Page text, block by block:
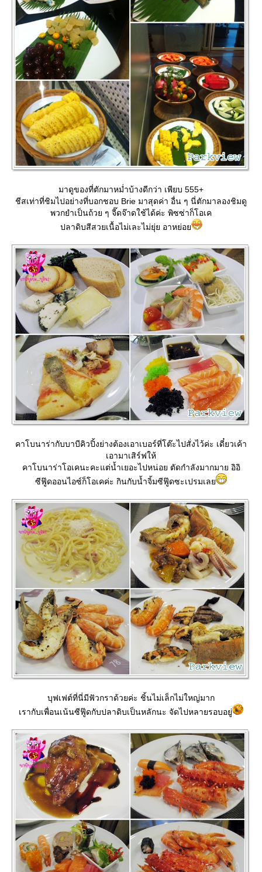
มาดูของที่ตักมาหม่ำบ้างดีกว่า เพียบ 555+
ชีสเท่าที่ชิมไปอย่างที่บอกชอบ Brie มาสุดค่า อื่น ๆ นี่ตักมาลองชิมดู
พวกยำเป็นถ้วย ๆ จี๊ดจ๊าดใช้ได้ค่ะ พิซซ่าก็โอเค
ปลาดิบสีสวยเนื้อไม่เละไม่ยุ่ย อาหย่อ
คาโบนาร่ากับบาบีคิวปิ้งย่างต้องเอาเบอร์ที่โต๊ะไปสั่งไว้ค่ะ เดี๋ยวเค้า
เอามาเสิร์ฟให้
คาโบนาร่าโอเคนะคะแต่น้ำเยอะไปหน่อย ตัดกำลังมากมาย อิอิ
ซีฟู๊ดออนไอซ์ก็โอเคค่ะ กินกับน้ำจิ้มซีฟู๊ดซะเปรมเล
บุฟเฟต์ที่นี่มีฟัวกราด้วยค่ะ ชิ้นไม่เล็กไม่ใหญ่มาก
เรากับเพื่อนเน้นซีฟู๊ดกับปลาดิบเป็นหลักนะ จัดไปหลายรอบอยู่